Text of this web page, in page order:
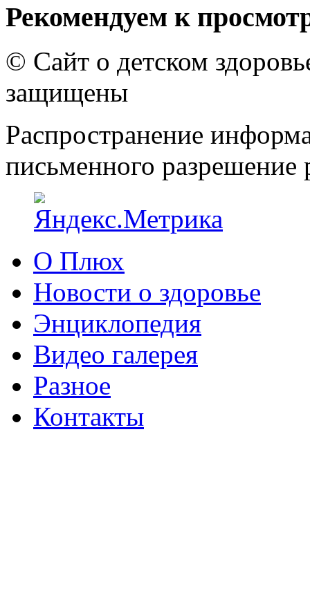
Рекомендуем к
© Сайт о детском
защищены
Распространение
письменного разрешение
О Плюх
Новости о здоровье
Энциклопедия
Видео галерея
Разное
Контакты